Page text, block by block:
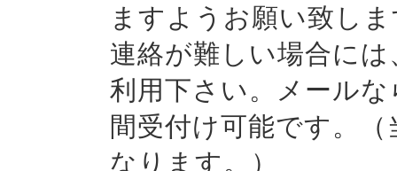
ますようお願い致し
連絡が難しい場合に
利用下さい。メール
間受付け可能です。
なります。）